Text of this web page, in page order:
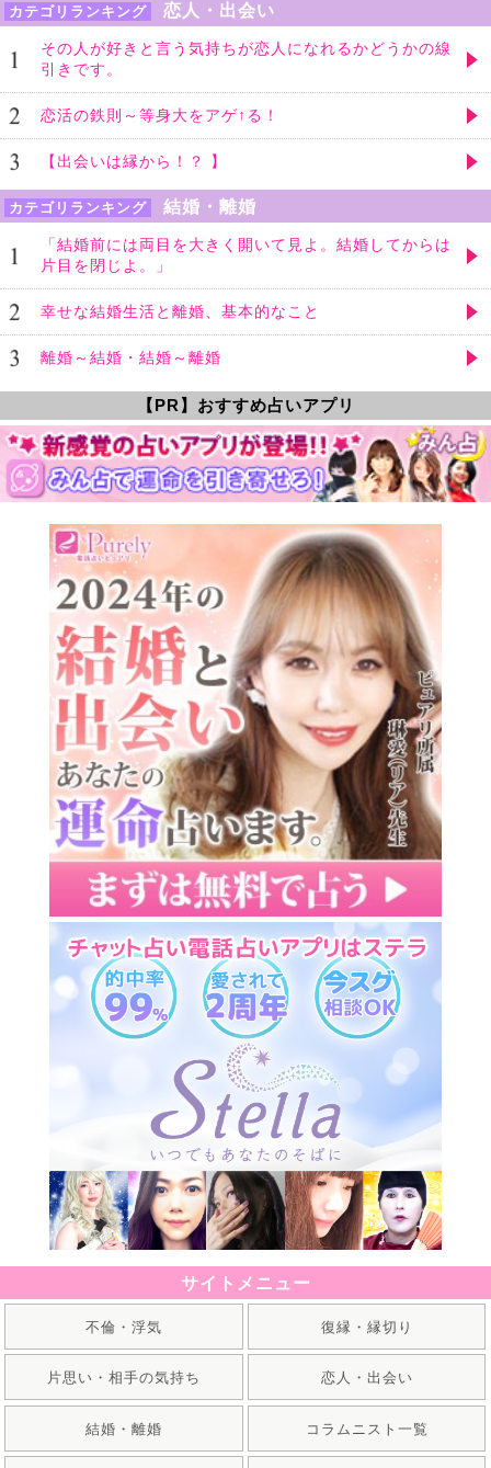
カテゴリランキング 恋人・出会い
その人が好きと言う気持ちが恋人になれるかどうかの線
引きです。
恋活の鉄則～等身大をアゲ↑る！
【出会いは縁から！？ 】
カテゴリランキング 結婚・離婚
「結婚前には両目を大きく開いて見よ。結婚してからは
片目を閉じよ。」
幸せな結婚生活と離婚、基本的なこと
離婚～結婚・結婚～離婚
【PR】おすすめ占いアプリ
サイトメニュー
不倫・浮気 復縁・縁切り
片思い・相手の気持ち 恋人・出会い
結婚・離婚 コラムニスト一覧